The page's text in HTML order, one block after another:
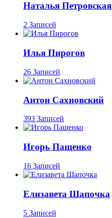
Наталья Петровская
2 Записей
Илья Пирогов
26 Записей
Антон Сахновский
393 Записей
Игорь Пащенко
16 Записей
Елизавета Шапочка
5 Записей